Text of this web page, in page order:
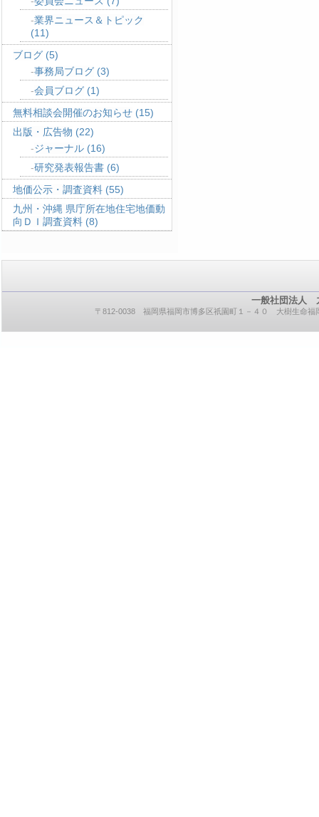
業界ニュース＆トピック
(11)
ブログ (5)
事務局ブログ (3)
会員ブログ (1)
無料相談会開催のお知らせ (15)
出版・広告物 (22)
ジャーナル (16)
研究発表報告書 (6)
地価公示・調査資料 (55)
九州・沖縄 県庁所在地住宅地価動
向ＤＩ調査資料 (8)
一般社団法人
〒812-0038 福岡県福岡市博多区祇園町１－４０ 大樹生命